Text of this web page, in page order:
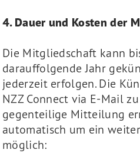
4. Dauer und Kosten der
Die Mitgliedschaft kann
darauffolgende Jahr
jederzeit erfolgen. Die
NZZ Connect via E-Mail
gegenteilige Mitteilung
automatisch um ein
möglich: